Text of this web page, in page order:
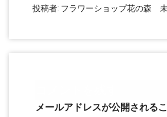
投稿者: フラワーショップ花の森
メールアドレスが公開される